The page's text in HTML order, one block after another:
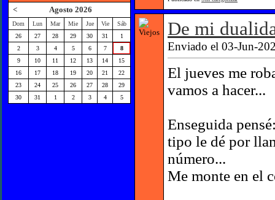
De mi
Enviado el 03-Jun-
El jueves me
vamos a hacer...
Enseguida
tipo le dé por
número...
Me monte en el
<
Agosto 2026
Dom Lun Mar Mie Jue Vie
Sáb
26
27 28 29 30 31
1
2
3 4 5 6 7
8
9
10 11 12 13 14
15
16
17 18 19 20 21
22
23
24 25 26 27 28
29
30
31 1 2 3 4 5